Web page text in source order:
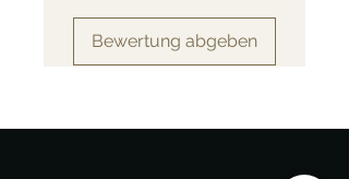
Bewertung abgeben